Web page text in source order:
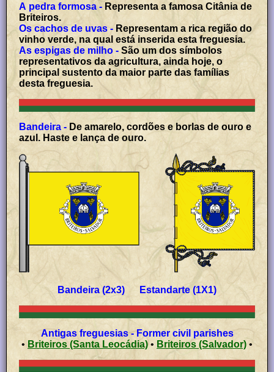
A pedra formosa - Representa a famosa Citânia de
Briteiros.
Os cachos de uvas - Representam a rica região do
vinho verde, na qual está inserida esta freguesia.
As espigas de milho - São um dos símbolos
representativos da agricultura, ainda hoje, o
principal sustento da maior parte das famílias
desta freguesia.
Bandeira - De amarelo, cordões e borlas de ouro e
azul. Haste e lança de ouro.
Bandeira (2x3) Estandarte (1X1)
Antigas freguesias - Former civil parishes
•
Briteiros (Santa Leocádia)• Briteiros (Salvador) •